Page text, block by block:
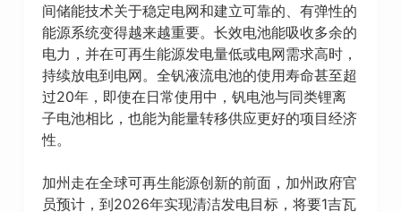
间储能技术关于稳定电网和建立可靠的、有弹性的
能源系统变得越来越重要。长效电池能吸收多余的
电力，并在可再生能源发电量低或电网需求高时，
持续放电到电网。全钒液流电池的使用寿命甚至超
过20年，即使在日常使用中，钒电池与同类锂离
子电池相比，也能为能量转移供应更好的项目经济
性。
加州走在全球可再生能源创新的前面，加州政府官
员预计，到2026年实现清洁发电目标，将要1吉瓦